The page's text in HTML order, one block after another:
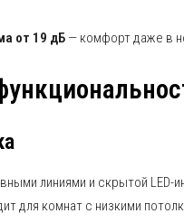
от 19 дБ — комфорт даже в
линиями и скрытой LED-
для комнат с низкими